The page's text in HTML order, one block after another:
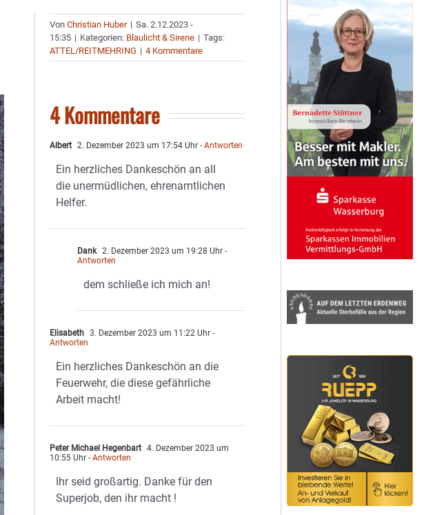
VonChristian Huber | Sa. 2.12.2023 -
15:35 | Kategorien: Blaulicht & Sirene | Tags:
ATTEL/REITMEHRING | 4 Kommentare
4 Kommentare
Albert 2. Dezember 2023 um 17:54 Uhr - Antworten
Ein herzliches Dankeschön an all
die unermüdlichen, ehrenamtlichen
Helfer.
Dank 2. Dezember 2023 um 19:28 Uhr -
Antworten
dem schließe ich mich an!
Elisabeth 3. Dezember 2023 um 11:22 Uhr -
Antworten
Ein herzliches Dankeschön an die
Feuerwehr, die diese gefährliche
Arbeit macht!
Peter Michael Hegenbart 4. Dezember 2023 um
10:55 Uhr - Antworten
Ihr seid großartig. Danke für den
Superjob, den ihr macht !